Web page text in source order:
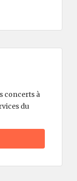
concerts à
du